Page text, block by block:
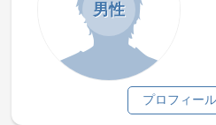
男性
プロフィー